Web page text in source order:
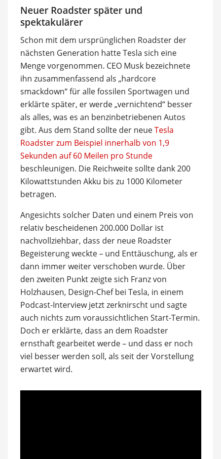
Neuer Roadster später und
spektakulärer
Schon mit dem ursprünglichen Roadster der
nächsten Generation hatte Tesla sich eine
Menge vorgenommen. CEO Musk bezeichnete
ihn zusammenfassend als „hardcore
smackdown“ für alle fossilen Sportwagen und
erklärte später, er werde „vernichtend“ besser
als alles, was es an benzinbetriebenen Autos
gibt. Aus dem Stand sollte der neueTesla
Roadster zum Beispiel innerhalb von 1,9
Sekunden auf 60 Meilen pro Stunde
beschleunigen. Die Reichweite sollte dank 200
Kilowattstunden Akku bis zu 1000 Kilometer
betragen.
Angesichts solcher Daten und einem Preis von
relativ bescheidenen 200.000 Dollar ist
nachvollziehbar, dass der neue Roadster
Begeisterung weckte – und Enttäuschung, als er
dann immer weiter verschoben wurde. Über
den zweiten Punkt zeigte sich Franz von
Holzhausen, Design-Chef bei Tesla, in einem
Podcast-Interview jetzt zerknirscht und sagte
auch nichts zum voraussichtlichen Start-Termin.
Doch er erklärte, dass an dem Roadster
ernsthaft gearbeitet werde – und dass er noch
viel besser werden soll, als seit der Vorstellung
erwartet wird.